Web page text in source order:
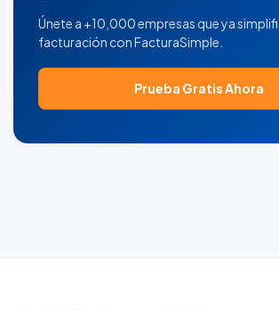
Únete a +10,000 empresas que ya
facturación con FacturaSimple.
Prueba Gratis Ahora